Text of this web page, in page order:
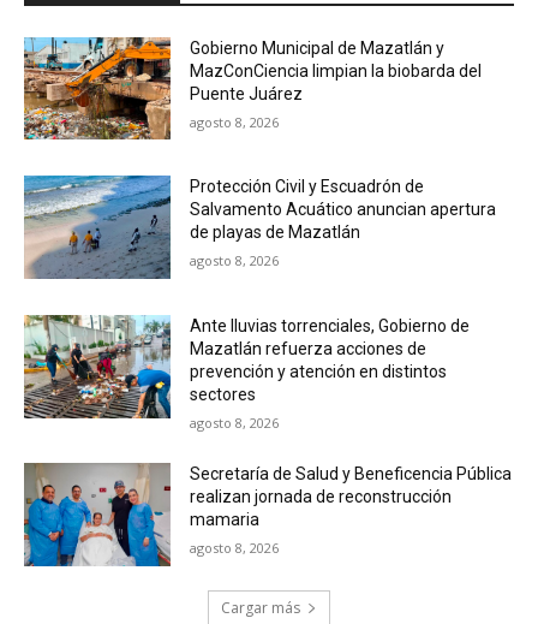
Gobierno Municipal de Mazatlán y
MazConCiencia limpian la biobarda del
Puente Juárez
agosto 8, 2026
Protección Civil y Escuadrón de
Salvamento Acuático anuncian apertura
de playas de Mazatlán
agosto 8, 2026
Ante lluvias torrenciales, Gobierno de
Mazatlán refuerza acciones de
prevención y atención en distintos
sectores
agosto 8, 2026
Secretaría de Salud y Beneficencia Pública
realizan jornada de reconstrucción
mamaria
agosto 8, 2026
Cargar más